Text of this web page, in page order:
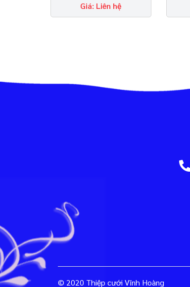
Giá: Liên hệ
© 2020 Thiệp cưới Vĩnh Hoàng